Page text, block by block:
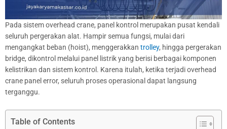
Pada sistem overhead crane, panel kontrol merupakan pusat kendali
seluruh pergerakan alat. Hampir semua fungsi, mulai dari
mengangkat beban (hoist), menggerakkan trolley, hingga pergerakan
bridge, dikontrol melalui panel listrik yang berisi berbagai komponen
kelistrikan dan sistem kontrol. Karena itulah, ketika terjadi overhead
crane panel error, seluruh proses operasional dapat langsung
terganggu.
Table of Contents